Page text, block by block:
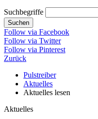
Suchbegriffe
Suchen
Follow via Facebook
Follow via Twitter
Follow via Pinterest
Zurück
Pulstreiber
Aktuelles
Aktuelles lesen
Aktuelles